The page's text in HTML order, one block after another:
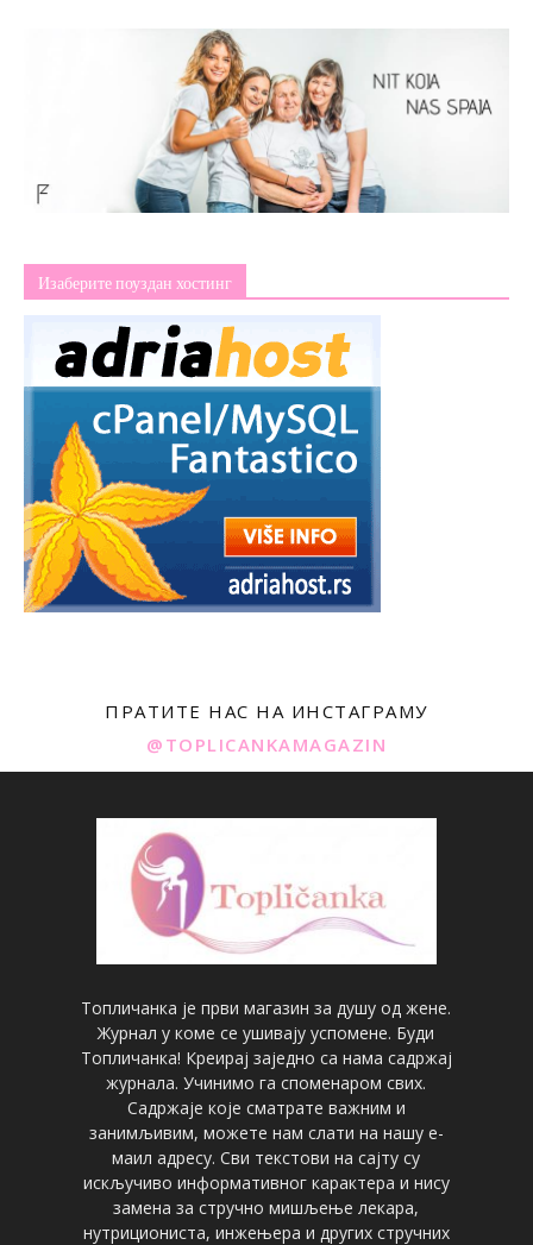
Изаберите поуздан хостинг
ПРАТИТЕ НАС НА ИНСТАГРАМУ
@TOPLICANKAMAGAZIN
Топличанка је први магазин за душу од жене.
Журнал у коме се ушивају успомене. Буди
Топличанка! Креирај заједно са нама садржај
журнала. Учинимо га споменаром свих.
Садржаје које сматрате важним и
занимљивим, можете нам слати на нашу е-
маил адресу. Сви текстови на сајту су
искључиво информативног карактера и нису
замена за стручно мишљење лекара,
нутрициониста, инжењера и других стручних